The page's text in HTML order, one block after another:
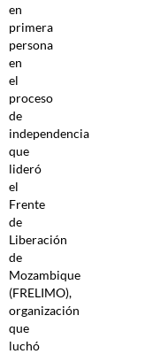
en
primera
persona
en
el
proceso
de
independencia
que
lideró
el
Frente
de
Liberación
de
Mozambique
(FRELIMO),
organización
que
luchó